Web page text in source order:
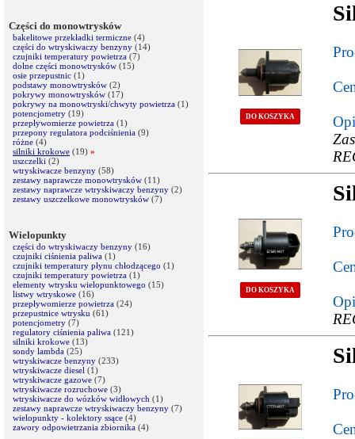
Części do monowtrysków
bakelitowe przekładki termiczne (4)
części do wtryskiwaczy benzyny (14)
czujniki temperatury powietrza (7)
dolne części monowtrysków (15)
osie przepustnic (1)
podstawy monowtrysków (2)
pokrywy monowtrysków (17)
pokrywy na monowtryski/chwyty powietrza (1)
potencjometry (19)
przepływomierze powietrza (1)
przepony regulatora podciśnienia (9)
różne (4)
silniki krokowe (19) »
uszczelki (2)
wtryskiwacze benzyny (58)
zestawy naprawcze monowtrysków (11)
zestawy naprawcze wtryskiwaczy benzyny (2)
zestawy uszczelkowe monowtrysków (7)
Wielopunkty
części do wtryskiwaczy benzyny (16)
czujniki ciśnienia paliwa (1)
czujniki temperatury płynu chłodzącego (1)
czujniki temperatury powietrza (1)
elementy wtrysku wielopunktowego (15)
listwy wtryskowe (16)
przepływomierze powietrza (24)
przepustnice wtrysku (61)
potencjometry (7)
regulatory ciśnienia paliwa (121)
silniki krokowe (13)
sondy lambda (25)
wtryskiwacze benzyny (233)
wtryskiwacze diesel (1)
wtryskiwacze gazowe (7)
wtryskiwacze rozruchowe (3)
wtryskiwacze do wózków widłowych (1)
zestawy naprawcze wtryskiwaczy benzyny (7)
wielopunkty - kolektory ssące (4)
zawory odpowietrzania zbiornika (4)
DO KOSZYKA
DO KOSZYKA